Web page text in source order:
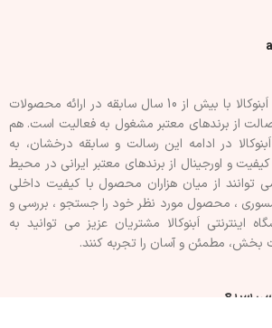
مجموعه فروشگاه آنلاین اَبنوکالا با بیش از 10 سال سابقه در ارائه محصولات
از برندهای معتبر مشغول به فعاليت است. هم
اَبنوکالا در ادامه اين رسالت و سابقه درخشان، به
و اورجينال از برندهای معتبر ايرانی در محيط
توانند از ميان هزاران محصول با کيفيت داخلی
، محصول مورد نظر خود را جستجو ، بررسی و
اینترنتی اَبنوکالا مشتريان عزیز می توانيد به
بخش، مطمئن و آسان را تجربه کنند.
سریع